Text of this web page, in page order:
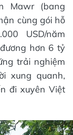
Mawr (bang
cùng gói hỗ
USD/năm
hơn 6 tỷ
trải nghiệm
xung quanh,
đi xuyên Việt